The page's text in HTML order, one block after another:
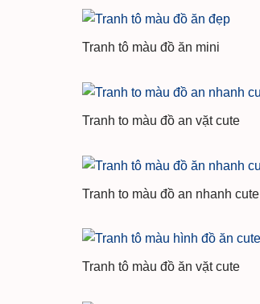
Tranh tô màu đồ ăn mini
Tranh to màu đồ an vặt cute
Tranh to màu đồ an nhanh cute
Tranh tô màu đồ ăn vặt cute